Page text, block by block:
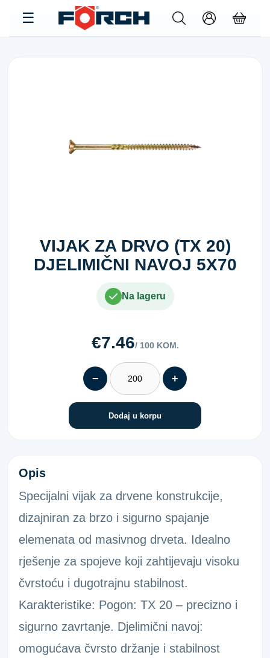
VIJAK ZA DRVO (TX 20)
DJELIMIČNI NAVOJ 5X70
Na lageru
€7.46/ 100 KOM.
− +
Dodaj u korpu
VIJAK ZA DRVO (TX 20) DJELIMIČNI
Opis
Specijalni vijak za drvene konstrukcije,
dizajniran za brzo i sigurno spajanje
elemenata od masivnog drveta. Idealno
rješenje za spojeve koji zahtijevaju visoku
čvrstoću i dugotrajnu stabilnost.
Karakteristike: Pogon: TX 20 – precizno i
sigurno zavrtanje. Djelimični navoj:
omogućava čvrsto držanje i stabilnost